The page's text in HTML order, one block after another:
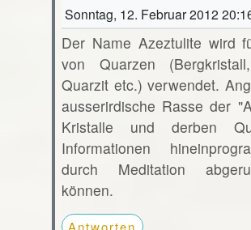
Sonntag, 12. Februar 2012
Der Name Azeztulite wird
von Quarzen
Quarzit etc.) verwendet.
ausserirdische Rasse der
Kristalle und derben
Informationen
durch Meditation
können.
Antworten